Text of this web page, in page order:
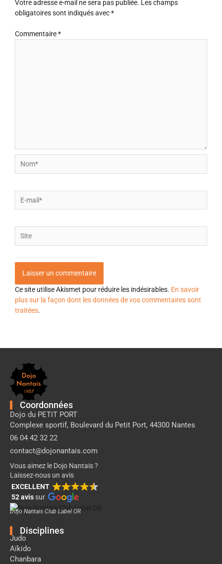
Votre adresse e-mail ne sera pas publiée. Les champs
obligatoires sont indiqués avec*
Commentaire*
mail*
Ce site utilise Akismet pour réduire les indésirables. En savoir
plus sur la façon dont les données de vos commentaires sont
traitées.
Pied
de
page
Dojo
Nantais
Coordonnées
Dojo du PETIT PORT
Complexe sportif, Boulevard du Petit Port, 44300 Nantes
06 04 42 32 22
contact@dojonantais.com
Vous aimez le Dojo Nantais ?
Laissez-nous un avis
EXCELLENT
52 avis sur
Dojo Nantais Club Label OR
Disciplines
Judo
Aïkido
Chanbara